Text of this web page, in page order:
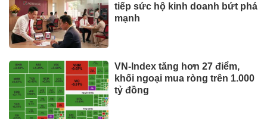
tiếp sức hộ kinh doanh bứt phá
mạnh
VN-Index tăng hơn 27 điểm,
khối ngoại mua ròng trên 1.000
tỷ đồng